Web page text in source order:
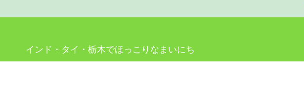
インド・タイ・栃木でほっこりなまいにち